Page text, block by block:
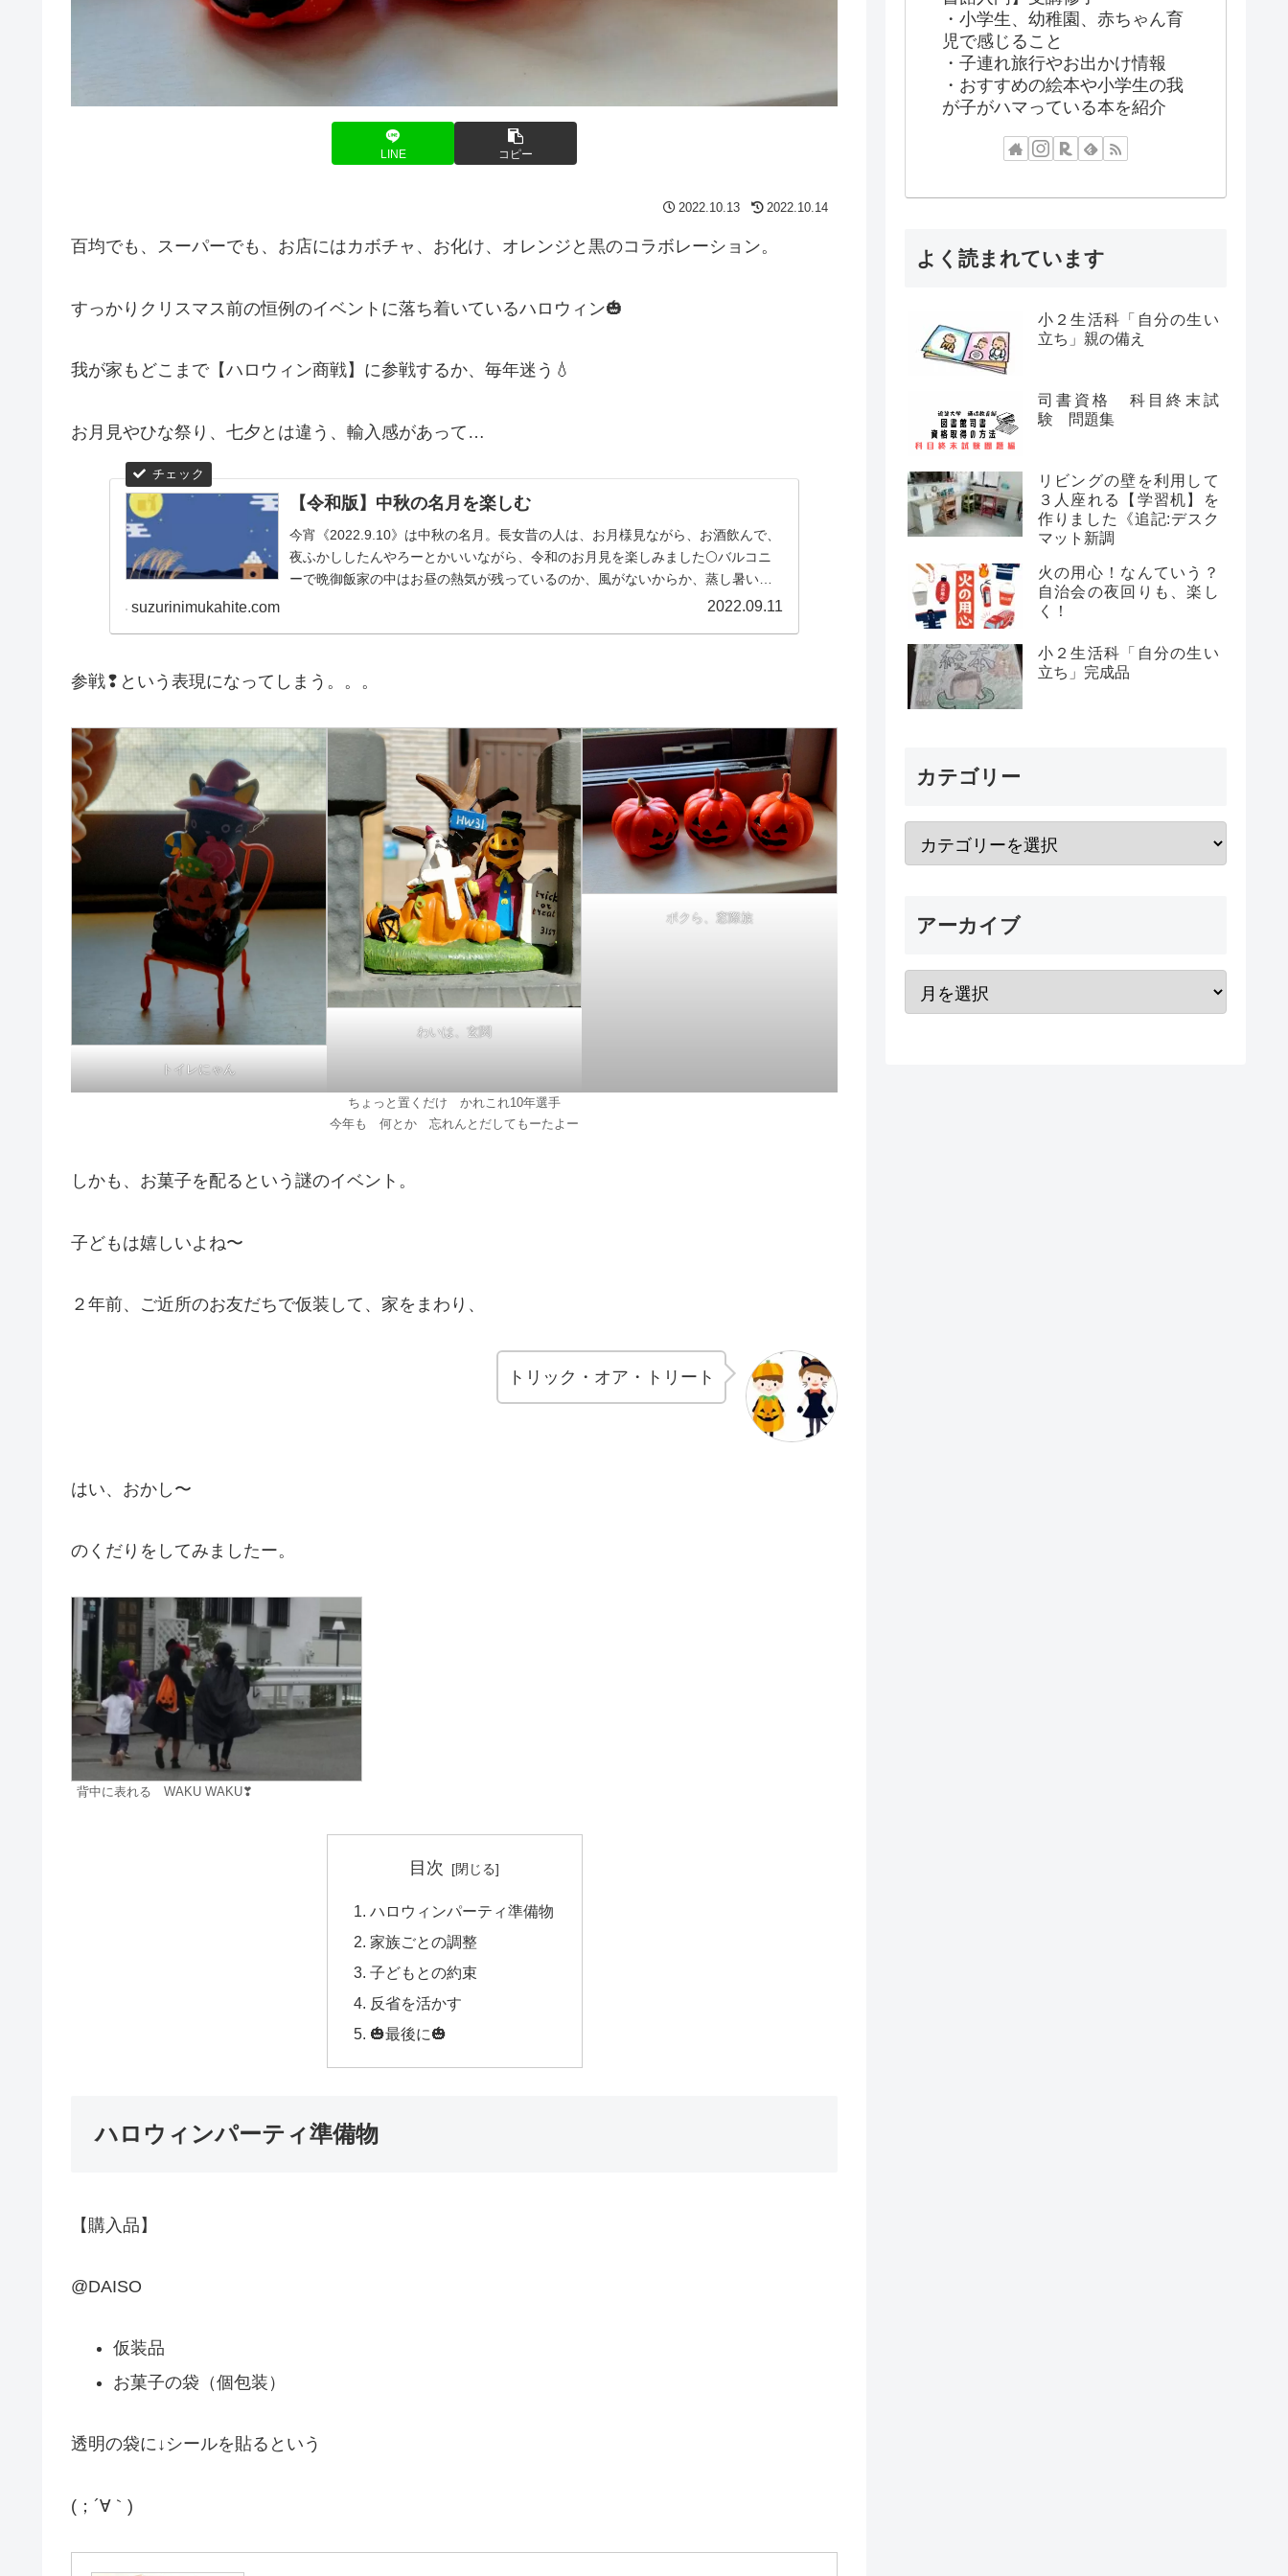
LINE コピー
2022.10.13 2022.10.14
百均でも、スーパーでも、お店にはカボチャ、お化け、オレンジと黒のコラボレーション。
すっかりクリスマス前の恒例のイベントに落ち着いているハロウィン🎃
我が家もどこまで【ハロウィン商戦】に参戦するか、毎年迷う💧
お月見やひな祭り、七夕とは違う、輸入感があって…
【令和版】中秋の名月を楽しむ
今宵《2022.9.10》は中秋の名月。長女昔の人は、お月様見ながら、お酒飲んで、
夜ふかししたんやろーとかいいながら、令和のお月見を楽しみました🌕バルコニ
ーで晩御飯家の中はお昼の熱気が残っているのか、風がないからか、蒸し暑い…
suzurinimukahite.com 2022.09.11
参戦❢という表現になってしまう。。。
トイレにゃん
わいは、玄関
ボクら、窓際族
ちょっと置くだけ かれこれ10年選手
今年も 何とか 忘れんとだしてもーたよー
しかも、お菓子を配るという謎のイベント。
子どもは嬉しいよね〜
２年前、ご近所のお友だちで仮装して、家をまわり、
トリック・オア・トリート
はい、おかし〜
のくだりをしてみましたー。
背中に表れる WAKU WAKU❣
目次
ハロウィンパーティ準備物
家族ごとの調整
子どもとの約束
反省を活かす
🎃最後に🎃
ハロウィンパーティ準備物
【購入品】
@DAISO
仮装品
お菓子の袋（個包装）
透明の袋に↓シールを貼るという
(；´∀｀)
・小学生、幼稚園、赤ちゃん育
児で感じること
・子連れ旅行やお出かけ情報
・おすすめの絵本や小学生の我
が子がハマっている本を紹介
よく読まれています
小２生活科「自分の生い
立ち」親の備え
司書資格 科目終末試
験 問題集
リビングの壁を利用して
３人座れる【学習机】を
作りました《追記:デスク
マット新調
火の用心！なんていう？
自治会の夜回りも、楽し
く！
小２生活科「自分の生い
立ち」完成品
カテゴリー
アーカイブ